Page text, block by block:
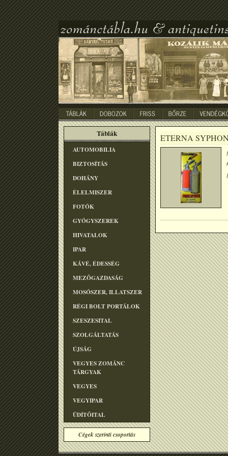
Táblák
AUTOMOBILIA
BIZTOSÍTÁS
DOHÁNY
ÉLELMISZER
FOTÓK
GYÓGYSZEREK
HIVATALOK
IPAR
KÁVÉ, ÉDESSÉG
MEZÕGAZDASÁG
MOSÓSZER, ILLATSZER
RÉGI BOLT PORTÁLOK
SZESZESITAL
SZOLGÁLTATÁS
ÚJSÁG
VEGYES ZOMÁNC
TÁRGYAK
VEGYES
VEGYIPAR
ÜDÍTÕITAL
Cégek szerinti csoportás
ETERNA